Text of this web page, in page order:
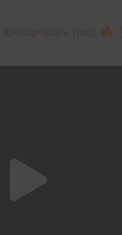
προσφορών μας! 🔥👌